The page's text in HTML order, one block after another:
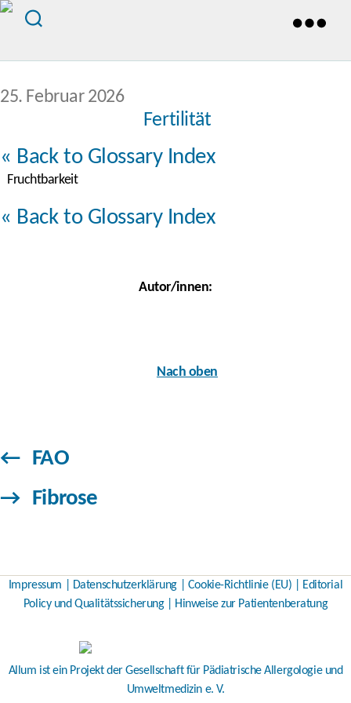
Veröffentlichungsdatum
25. Februar 2026
Fertilität
« Back to Glossary Index
Fruchtbarkeit
« Back to Glossary Index
Autor/innen:
Nach oben
← FAO
→ Fibrose
Impressum Datenschutzerklärung Cookie-Richtlinie (EU)
Editorial
Policy und Qualitätssicherung| Hinweise zur Patientenberatung
Allum ist ein Projekt derGesellschaft für Pädiatrische Allergologie und
Umweltmedizin e. V.